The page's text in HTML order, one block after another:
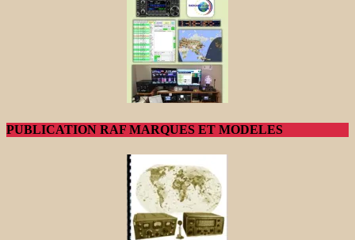
PUBLICATION RAF MARQUES ET MODELES